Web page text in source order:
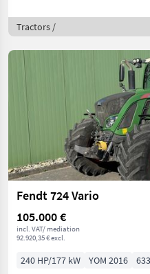
Tractors /
Fendt 724 Vario
105.000 €
incl. VAT/ mediation
92.920,35 € excl.
240 HP/177 kW YOM 2016